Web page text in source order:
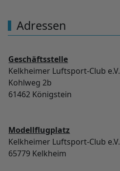
Adressen
Geschäftsstelle
Kelkheimer Luftsport-Club e.V.
Kohlweg 2b
61462 Königstein
Modellflugplatz
Kelkheimer Luftsport-Club e.V.
65779 Kelkheim